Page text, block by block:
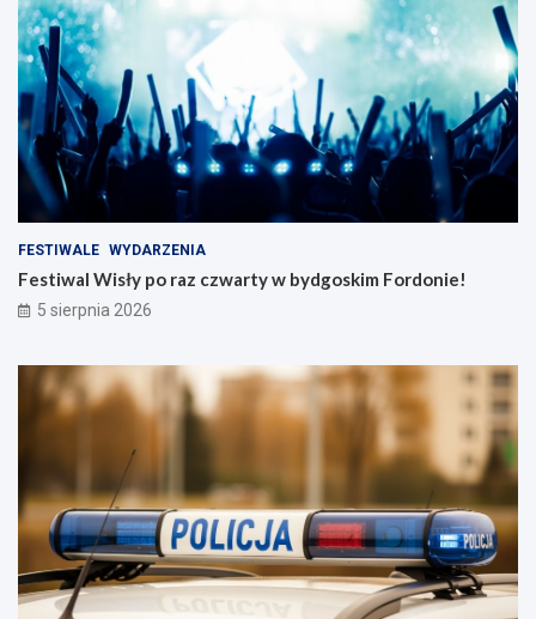
FESTIWALE WYDARZENIA
Festiwal Wisły po raz czwarty w bydgoskim Fordonie!
5 sierpnia 2026